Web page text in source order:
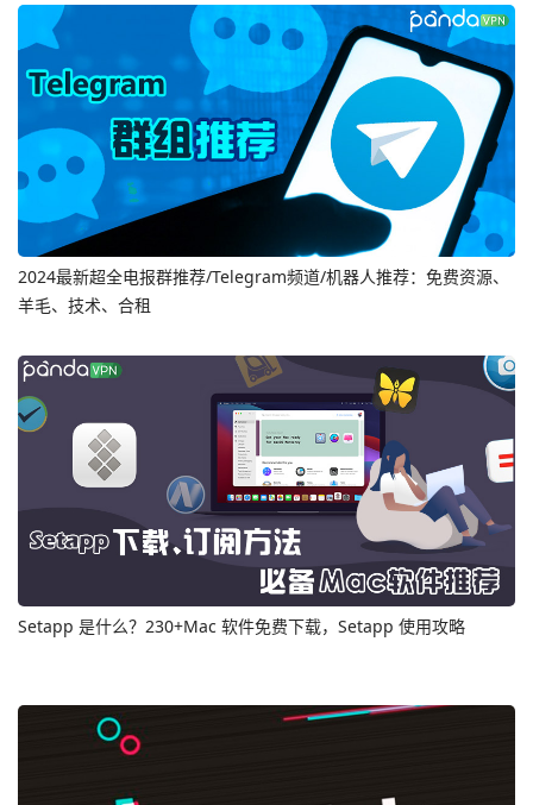
2024最新超全电报群推荐/Telegram频道/机器人推荐：免费资源、
羊毛、技术、合租
Setapp 是什么？230+Mac 软件免费下载，Setapp 使用攻略